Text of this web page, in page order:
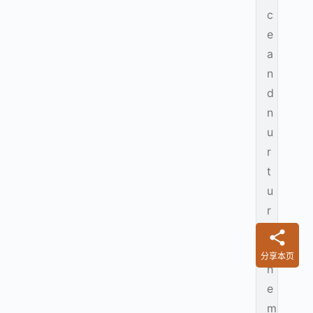
c
e
a
n
d
n
u
r
t
u
r
t
h
e
m
分享本页